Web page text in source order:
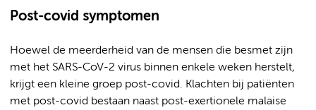
Post-covid symptomen
Hoewel de meerderheid van de mensen die besmet zijn
met het SARS-CoV-2 virus binnen enkele weken herstelt,
krijgt een kleine groep post-covid. Klachten bij patiënten
met post-covid bestaan naast post-exertionele malaise